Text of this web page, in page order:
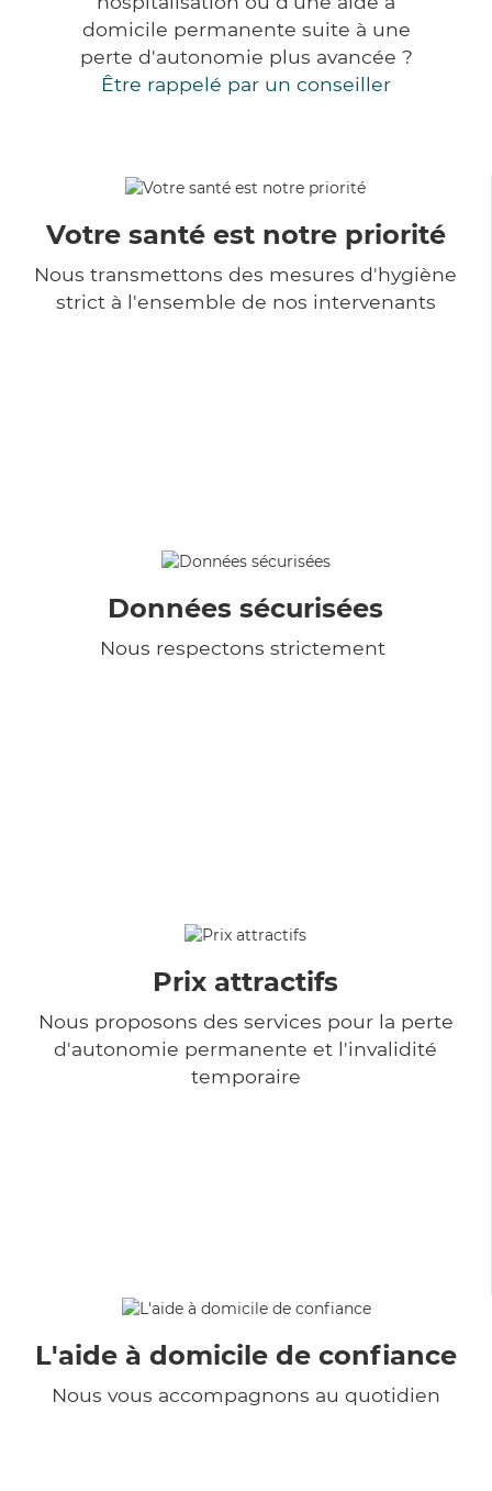
domicile permanente suite à une
perte d'autonomie plus avancée ?
Être rappelé par un conseiller
Votre santé est notre priorité
Nous transmettons des mesures d'hygiène
strict à l'ensemble de nos intervenants
Données sécurisées
Nous respectons strictement
Prix attractifs
Nous proposons des services pour la perte
d'autonomie permanente et l'invalidité
temporaire
L'aide à domicile de confiance
Nous vous accompagnons au quotidien